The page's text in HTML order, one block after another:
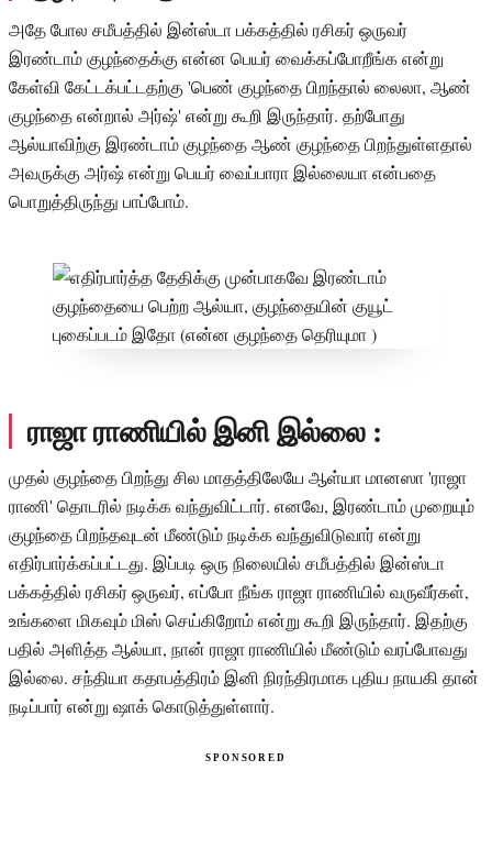
அதே போல சமீபத்தில் இன்ஸ்டா பக்கத்தில் ரசிகர் ஒருவர்
இரண்டாம் குழந்தைக்கு என்ன பெயர் வைக்கப்போறீங்க என்று
கேள்வி கேட்டக்பட்டதற்கு 'பெண் குழந்தை பிறந்தால் லைலா, ஆண்
குழந்தை என்றால் அர்ஷ்' என்று கூறி இருந்தார். தற்போது
ஆல்யாவிற்கு இரண்டாம் குழந்தை ஆண் குழந்தை பிறந்துள்ளதால்
அவருக்கு அர்ஷ் என்று பெயர் வைப்பாரா இல்லையா என்பதை
பொறுத்திருந்து பாப்போம்.
ராஜா ராணியில் இனி இல்லை :
முதல் குழந்தை பிறந்து சில மாதத்திலேயே ஆள்யா மானஸா 'ராஜா
ராணி' தொடரில் நடிக்க வந்துவிட்டார். எனவே, இரண்டாம் முறையும்
குழந்தை பிறந்தவுடன் மீண்டும் நடிக்க வந்துவிடுவார் என்று
எதிர்பார்க்கப்பட்டது. இப்படி ஒரு நிலையில் சமீபத்தில் இன்ஸ்டா
பக்கத்தில் ரசிகர் ஒருவர், எப்போ நீங்க ராஜா ராணியில் வருவீர்கள்,
உங்களை மிகவும் மிஸ் செய்கிறோம் என்று கூறி இருந்தார். இதற்கு
பதில் அளித்த ஆல்யா, நான் ராஜா ராணியில் மீண்டும் வரப்போவது
இல்லை. சந்தியா கதாபத்திரம் இனி நிரந்திரமாக புதிய நாயகி தான்
நடிப்பார் என்று ஷாக் கொடுத்துள்ளார்.